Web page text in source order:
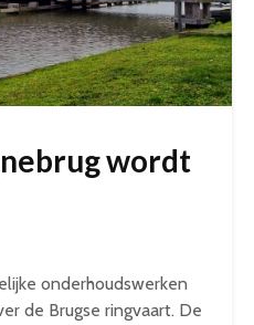
wordt
onderhoudswerken
de Brugse ringvaart. De